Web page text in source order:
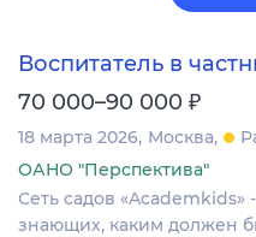
Воспитатель в
70 000–90 000 ₽
18 марта 2026 Москва
ОАНО "Перспектива"
Сеть садов
знающих, каким должен